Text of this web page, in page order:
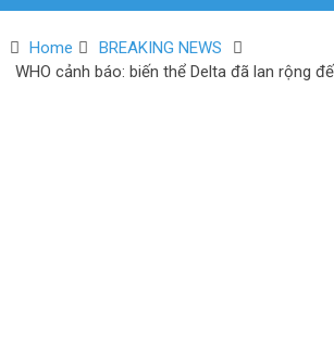
Home
BREAKING NEWS
WHO cảnh báo: biến thể Delta đã lan rộng